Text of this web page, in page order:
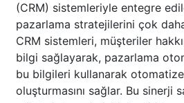
(CRM) sistemleriyle entegre
pazarlama stratejilerini çok
CRM sistemleri, müşteriler
bilgi sağlayarak, pazarlama
bu bilgileri kullanarak
oluşturmasını sağlar. Bu sinerji